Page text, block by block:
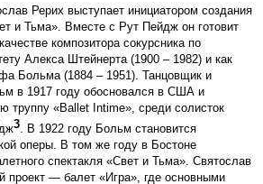
Рерих выступает инициатором создания
и Тьма». Вместе с Рут Пейдж он готовит
композитора сокурсника по
Алекса Штейнерта (1900 – 1982) и как
Больма (1884 – 1951). Танцовщик и
в 1917 году обосновался в США и
труппу «Ballet Intime», среди солисток
3. В 1922 году Больм становится
оперы. В том же году в Бостоне
спектакля «Свет и Тьма». Святослав
проект — балет «Игра», где основными